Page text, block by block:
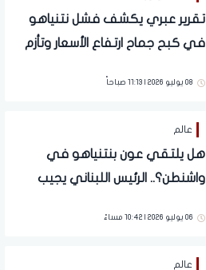
تقرير عبري يكشف فشل نتنياهو
في كبح جماح ارتفاع الأسعار وتأزم
08 يوليو 2026 | 11:13 صباحاً
عالم
هل يلتقي عون بنتنياهو في
واشنطن؟.. الرئيس اللبناني يجيب
06 يوليو 2026 | 10:42 مساءً
عالم